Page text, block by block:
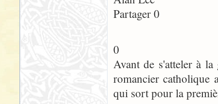
Partager 0
0
Avant de s'atteler à
romancier catholique
qui sort pour la